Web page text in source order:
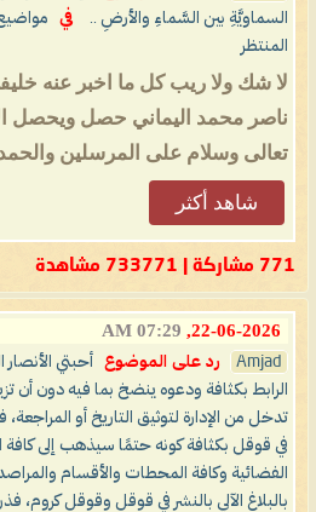
السماويَّةِ بين السَّماءِ والأرضِ ..
في
المنتظر
لا شك ولا ريب كل ما اخبر عنه
ناصر محمد اليماني حصل ويحصل
تعالى وسلام على المرسلين
شاهد أكثر
771 مشاركة | 733771 مشاهدة
22-06-2026,
07:29 AM
Amjad رد على الموضوع
أحبتي الأنصار
الرابط بكثافة ودعوه ينضخ بما فيه دون أن
تدخل من الإدارة لتوثيق التاريخ أو
في قوقل بكثافة كونه حتمًا سيذهب إلى كافة
الفضائية وكافة المحطات والأقسام
بالبلاغ الآلي بالنشر في قوقل وقوقل